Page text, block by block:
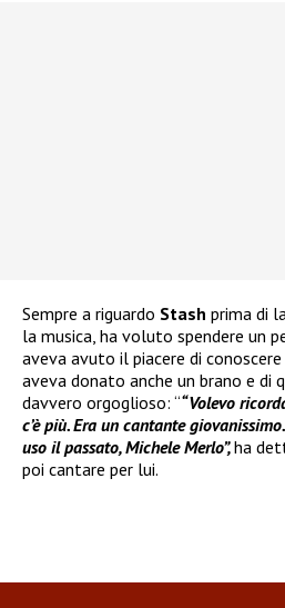
Sempre a riguardo Stash prima di
la musica, ha voluto spendere un
aveva avuto il piacere di conoscere
aveva donato anche un brano e di
davvero orgoglioso: ““Volevo
c’è più. Era un cantante
uso il passato, Michele Merlo”,ha
poi cantare per lui.